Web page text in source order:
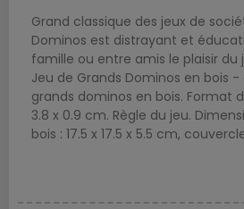
Grand classique des jeux de
Dominos est distrayant et
famille ou entre amis le plaisir du
Jeu de Grands Dominos en bois
grands dominos en bois. Format
3.8 x 0.9 cm. Règle du jeu.
bois : 17.5 x 17.5 x 5.5 cm,